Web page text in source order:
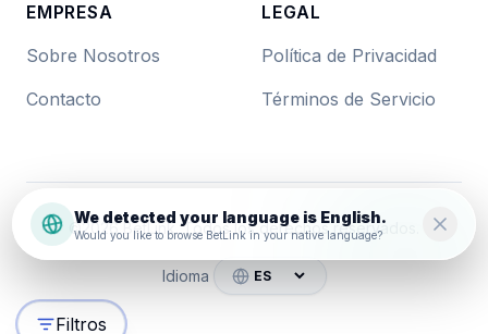
Filtros
EMPRESA
Sobre Nosotros
Contacto
LEGAL
Política de Privacidad
Términos de Servicio
©2026 BetLink. Todos los derechos reservados.
Idioma
We detected your language is English.
Would you like to browse BetLink in your native language?